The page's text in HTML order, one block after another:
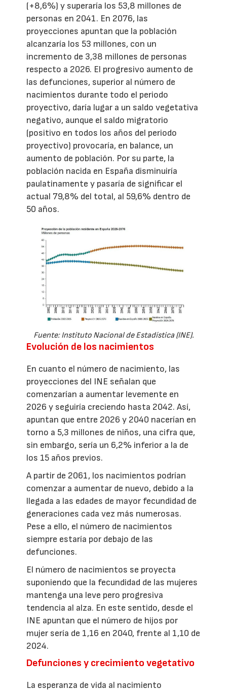
(+8,6%) y superaría los 53,8 millones de
personas en 2041. En 2076, las
proyecciones apuntan que la población
alcanzaría los 53 millones, con un
incremento de 3,38 millones de personas
respecto a 2026. El progresivo aumento de
las defunciones, superior al número de
nacimientos durante todo el periodo
proyectivo, daría lugar a un saldo vegetativa
negativo, aunque el saldo migratorio
(positivo en todos los años del periodo
proyectivo) provocaría, en balance, un
aumento de población. Por su parte, la
población nacida en España disminuiría
paulatinamente y pasaría de significar el
actual 79,8% del total, al 59,6% dentro de
50 años.
Fuente: Instituto Nacional de Estadística (INE).
Evolución de los nacimientos
En cuanto el número de nacimiento, las
proyecciones del INE señalan que
comenzarían a aumentar levemente en
2026 y seguiría creciendo hasta 2042. Así,
apuntan que entre 2026 y 2040 nacerían en
torno a 5,3 millones de niños, una cifra que,
sin embargo, sería un 6,2% inferior a la de
los 15 años previos.
A partir de 2061, los nacimientos podrían
comenzar a aumentar de nuevo, debido a la
llegada a las edades de mayor fecundidad de
generaciones cada vez más numerosas.
Pese a ello, el número de nacimientos
siempre estaría por debajo de las
defunciones.
El número de nacimientos se proyecta
suponiendo que la fecundidad de las mujeres
mantenga una leve pero progresiva
tendencia al alza. En este sentido, desde el
INE apuntan que el número de hijos por
mujer sería de 1,16 en 2040, frente al 1,10 de
2024.
Defunciones y crecimiento vegetativo
La esperanza de vida al nacimiento